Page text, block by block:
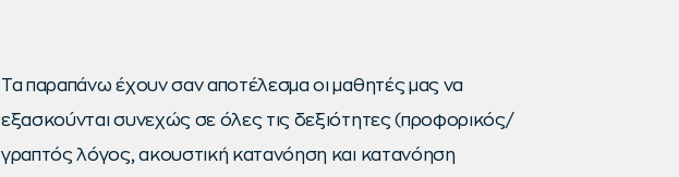
Τα παραπάνω έχουν σαν αποτέλεσμα οι μαθητές μας να
εξασκούνται συνεχώς σε όλες τις δεξιότητες (προφορικός/
γραπτός λόγος, ακουστική κατανόηση και κατανόηση